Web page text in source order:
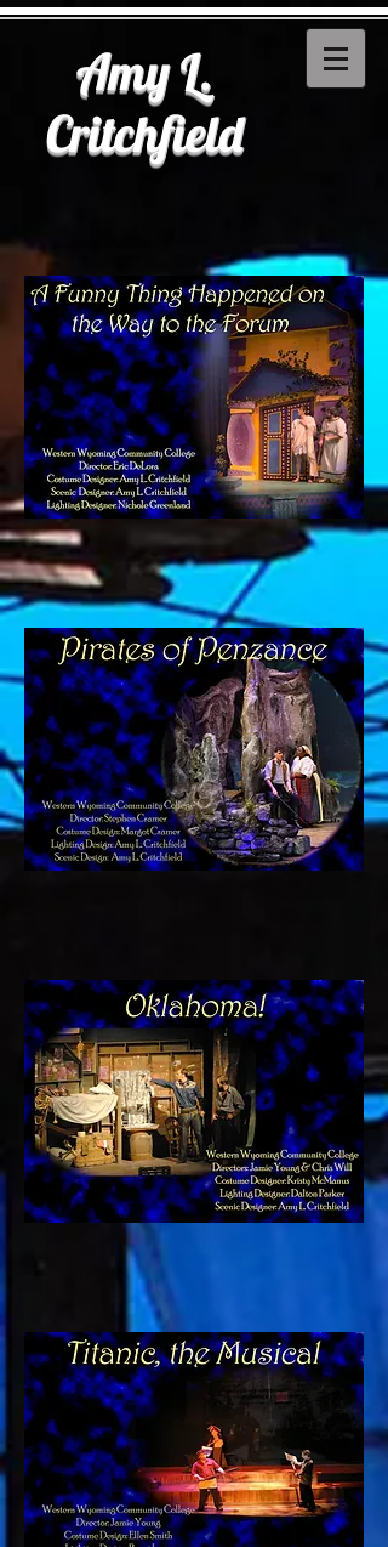
Amy L.
Critchfield